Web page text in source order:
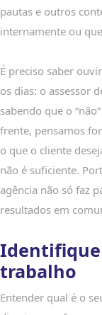
pautas e outros
internamente ou
É preciso saber
os dias: o assessor
sabendo que o
frente, pensamos
o que o cliente
não é suficiente.
agência não só faz
resultados em
Identifique
trabalho
Entender qual é o